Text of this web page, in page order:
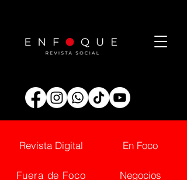
Revista Digital
Fuera de Foco
En Foco
Negocios